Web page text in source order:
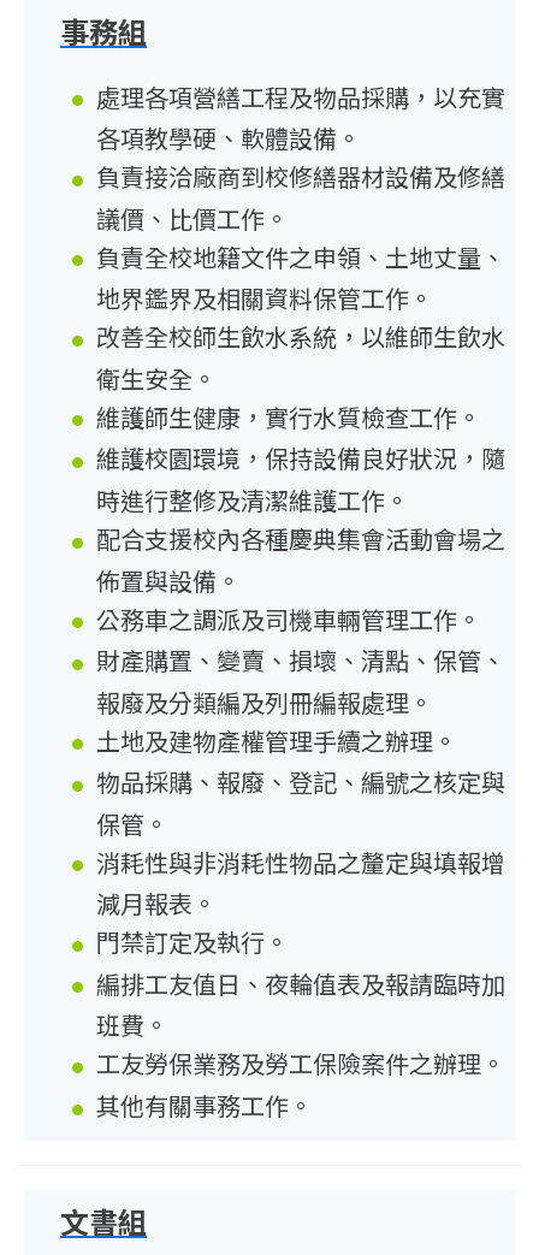
事務組
處理各項營繕工程及物品採購，以充實
各項教學硬、軟體設備。
負責接洽廠商到校修繕器材設備及修繕
議價、比價工作。
負責全校地籍文件之申領、土地丈量、
地界鑑界及相關資料保管工作。
改善全校師生飲水系統，以維師生飲水
衛生安全。
維護師生健康，實行水質檢查工作。
維護校園環境，保持設備良好狀況，隨
時進行整修及清潔維護工作。
配合支援校內各種慶典集會活動會場之
佈置與設備。
公務車之調派及司機車輛管理工作。
財產購置、變賣、損壞、清點、保管、
報廢及分類編及列冊編報處理。
土地及建物產權管理手續之辦理。
物品採購、報廢、登記、編號之核定與
保管。
消耗性與非消耗性物品之釐定與填報增
減月報表。
門禁訂定及執行。
編排工友值日、夜輪值表及報請臨時加
班費。
工友勞保業務及勞工保險案件之辦理。
其他有關事務工作。
文書組